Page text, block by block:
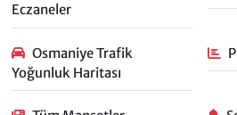
Eczaneler
Osmaniye Trafik
Yoğunluk Haritası